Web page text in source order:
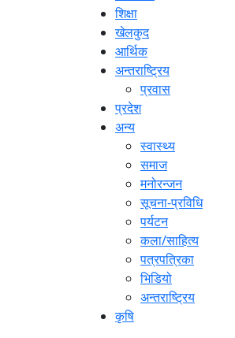
शिक्षा
खेलकुद
आर्थिक
अन्तराष्ट्रिय
प्रवास
प्रदेश
अन्य
स्वास्थ्य
समाज
मनोरन्जन
सूचना-प्रविधि
पर्यटन
कला/साहित्य
पत्रपत्रिका
भिडियो
अन्तराष्ट्रिय
कृषि